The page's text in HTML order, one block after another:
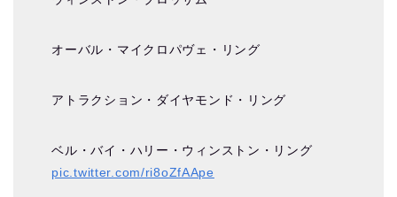
オーバル・マイクロパヴェ・リング
アトラクション・ダイヤモンド・リング
ベル・バイ・ハリー・ウィンストン・リング
pic.twitter.com/ri8oZfAApe